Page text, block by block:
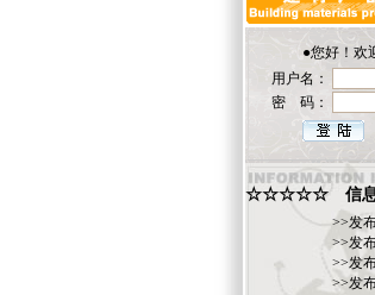
●您好！欢
用户名：
密 码：
☆☆☆☆☆ 信息
>>发
>>发
>>发
>>发